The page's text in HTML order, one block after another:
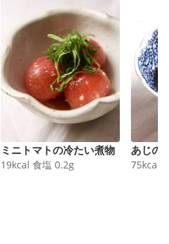
ミニトマトの冷たい煮物
19kcal 食塩 0.2g
あじの
75kcal